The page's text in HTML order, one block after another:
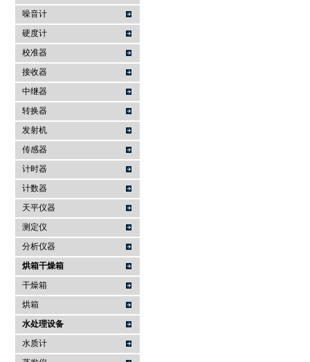
噪音计
硬度计
校准器
接收器
中继器
转换器
发射机
传感器
计时器
计数器
天平仪器
测定仪
分析仪器
烘箱干燥箱
干燥箱
烘箱
水处理设备
水质计